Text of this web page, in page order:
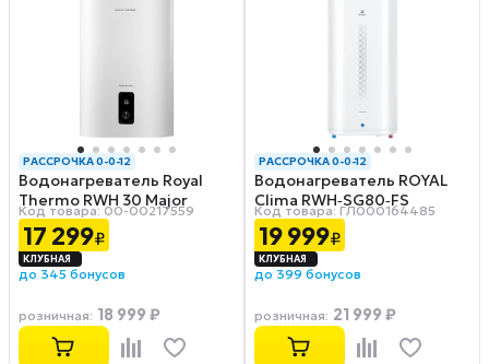
РАССРОЧКА 0-0-12
Водонагреватель Royal
Thermo RWH 30 Major
Inverter
Код товара: 00-00217559
17 299₽
до 345 бонусов
розничная: 18 999 ₽
РАССРОЧКА 0-0-12
Водонагреватель ROYAL
Clima RWH‑SG80‑FS
Код товара: ГЛ000164485
19 999₽
до 399 бонусов
розничная: 21 999 ₽